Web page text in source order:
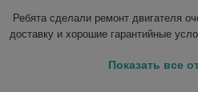
Ребята сделали ремонт двигателя
доставку и хорошие гарантийные
Показать все